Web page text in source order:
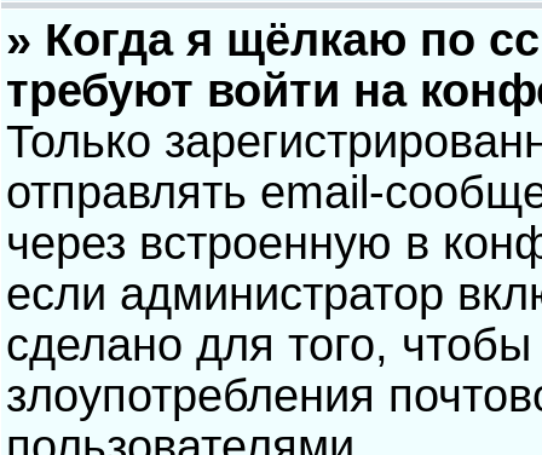
» Когда я щёлкаю по
требуют войти на
Только
отправлять email-
через встроенную в
если администратор
сделано для того, чтобы
злоупотребления